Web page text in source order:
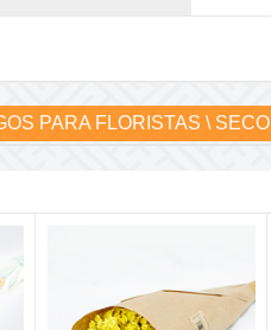
PARA FLORISTAS \